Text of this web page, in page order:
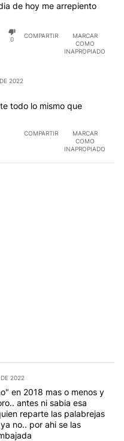
de hoy me arrepiento
0
COMPARTIR
MARCAR
COMO
INAPROPIADO
2022
todo lo mismo que
COMPARTIR
MARCAR
COMO
INAPROPIADO
DE 2022
en 2018 mas o menos y
antes ni sabia esa
reparte las palabrejas
no.. por ahi se las